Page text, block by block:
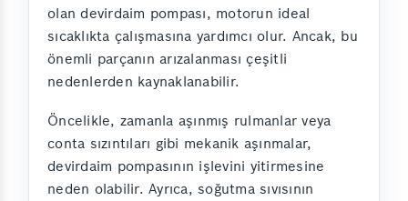
olan devirdaim pompası, motorun ideal
sıcaklıkta çalışmasına yardımcı olur. Ancak, bu
önemli parçanın arızalanması çeşitli
nedenlerden kaynaklanabilir.
Öncelikle, zamanla aşınmış rulmanlar veya
conta sızıntıları gibi mekanik aşınmalar,
devirdaim pompasının işlevini yitirmesine
neden olabilir. Ayrıca, soğutma sıvısının